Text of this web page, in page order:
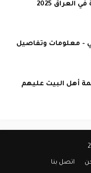
2025
- معلومات وتفاصيل
أهل البيت عليهم
اتصل بنا